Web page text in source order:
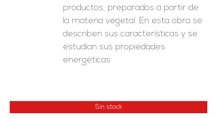
productos, preparados a partir de
la materia vegetal. En esta obra se
describen sus características y se
estudian sus propiedades
energéticas
Sin stock